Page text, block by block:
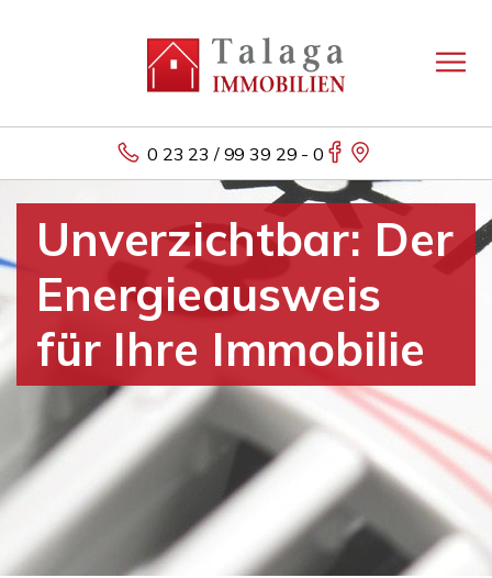
0 23 23 / 99 39 29 - 0
Unverzichtbar: Der
Energieausweis
für Ihre Immobilie